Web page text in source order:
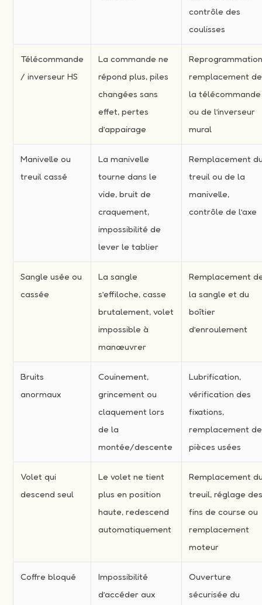
contrôle des
coulisses
Télécommande
/ inverseur HS
La commande ne
répond plus, piles
changées sans
effet, pertes
d’appairage
remplacement de
la télécommande
ou de l’inverseur
mural
Manivelle ou
treuil cassé
La manivelle
tourne dans le
vide, bruit de
craquement,
impossibilité de
lever le tablier
Remplacement
treuil ou de la
manivelle,
contrôle de l’axe
Sangle usée ou
cassée
La sangle
s’effiloche, casse
brutalement, volet
impossible à
manœuvrer
Remplacement
la sangle et du
boîtier
d’enroulement
Bruits
anormaux
Couinement,
grincement ou
claquement lors
de la
montée/descente
Lubrification,
vérification des
fixations,
remplacement de
pièces usées
Volet qui
descend seul
Le volet ne tient
plus en position
haute, redescend
automatiquement
Remplacement
treuil, réglage
fins de course ou
remplacement
moteur
Coffre bloqué
Impossibilité
d’accéder aux
Ouverture
sécurisée du